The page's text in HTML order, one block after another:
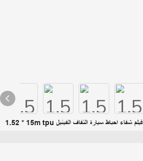
1.52 * 15m tpu فيلم شفاء احباط سيارة التفاف الفينيل